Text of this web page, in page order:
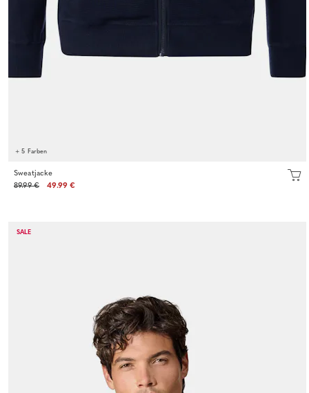
+ 5 Farben
Sweatjacke
89.99 €
49.99 €
SALE